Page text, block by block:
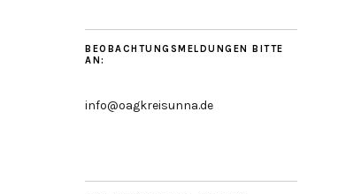
BEOBACHTUNGSMELDUNGEN BITTE
AN:
info@oagkreisunna.de